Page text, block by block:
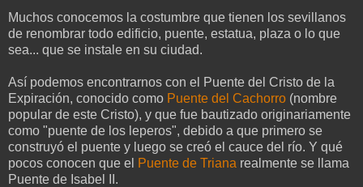
Muchos conocemos la costumbre que tienen los sevillanos
de renombrar todo edificio, puente, estatua, plaza o lo que
sea... que se instale en su ciudad.
Así podemos encontrarnos con el Puente del Cristo de la
Expiración, conocido como Puente del Cachorro (nombre
popular de este Cristo), y que fue bautizado originariamente
como "puente de los leperos", debido a que primero se
construyó el puente y luego se creó el cauce del río. Y qué
pocos conocen que el Puente de Triana realmente se llama
Puente de Isabel II.